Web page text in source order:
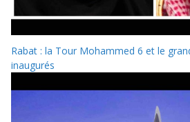
Rabat : la Tour Mohammed 6 et le
inaugurés